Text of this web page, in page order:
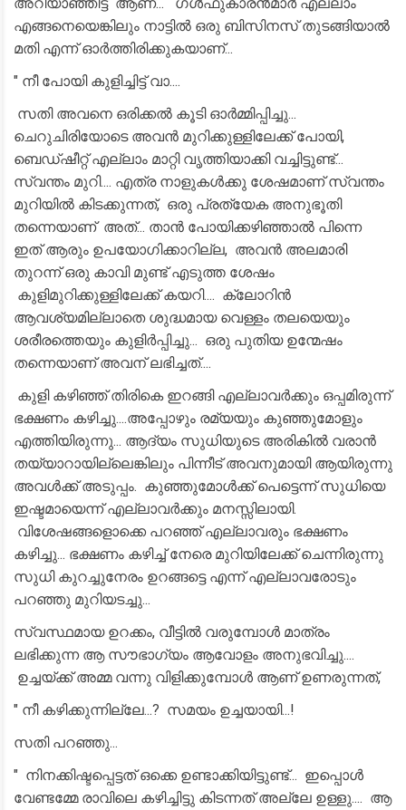
എങ്ങനെയെങ്കിലും നാട്ടിൽ ഒരു ബിസിനസ് തുടങ്ങിയാൽ
മതി എന്ന് ഓർത്തിരിക്കുകയാണ്...
" നീ പോയി കുളിച്ചിട്ട് വാ....
സതി അവനെ ഒരിക്കൽ കൂടി ഓർമ്മിപ്പിച്ചു...
ചെറുചിരിയോടെ അവൻ മുറിക്കുള്ളിലേക്ക് പോയി,
ബെഡ്ഷീറ്റ് എല്ലാം മാറ്റി വൃത്തിയാക്കി വച്ചിട്ടുണ്ട്...
സ്വന്തം മുറി.... എത്ര നാളുകൾക്കു ശേഷമാണ് സ്വന്തം
മുറിയിൽ കിടക്കുന്നത്, ഒരു പ്രത്യേക അനുഭൂതി
തന്നെയാണ് അത്... താൻ പോയിക്കഴിഞ്ഞാൽ പിന്നെ
ഇത് ആരും ഉപയോഗിക്കാറില്ല, അവൻ അലമാരി
തുറന്ന് ഒരു കാവി മുണ്ട് എടുത്ത ശേഷം
കുളിമുറിക്കുള്ളിലേക്ക് കയറി.... ക്ലോറിൻ
ആവശ്യമില്ലാതെ ശുദ്ധമായ വെള്ളം തലയെയും
ശരീരത്തെയും കുളിർപ്പിച്ചു... ഒരു പുതിയ ഉന്മേഷം
തന്നെയാണ് അവന് ലഭിച്ചത്....
കുളി കഴിഞ്ഞ് തിരികെ ഇറങ്ങി എല്ലാവർക്കും ഒപ്പമിരുന്ന്
ഭക്ഷണം കഴിച്ചു....അപ്പോഴും രമ്യയും കുഞ്ഞുമോളും
എത്തിയിരുന്നു... ആദ്യം സുധിയുടെ അരികിൽ വരാൻ
തയ്യാറായില്ലെങ്കിലും പിന്നീട് അവനുമായി ആയിരുന്നു
അവൾക്ക് അടുപ്പം. കുഞ്ഞുമോൾക്ക് പെട്ടെന്ന് സുധിയെ
ഇഷ്ടമായെന്ന് എല്ലാവർക്കും മനസ്സിലായി.
വിശേഷങ്ങളൊക്കെ പറഞ്ഞ് എല്ലാവരും ഭക്ഷണം
കഴിച്ചു... ഭക്ഷണം കഴിച്ച് നേരെ മുറിയിലേക്ക് ചെന്നിരുന്നു
സുധി കുറച്ചുനേരം ഉറങ്ങട്ടെ എന്ന് എല്ലാവരോടും
പറഞ്ഞു മുറിയടച്ചു...
സ്വസ്ഥമായ ഉറക്കം, വീട്ടിൽ വരുമ്പോൾ മാത്രം
ലഭിക്കുന്ന ആ സൗഭാഗ്യം ആവോളം അനുഭവിച്ചു....
ഉച്ചയ്ക്ക് അമ്മ വന്നു വിളിക്കുമ്പോൾ ആണ് ഉണരുന്നത്,
" നീ കഴിക്കുന്നില്ലേ...? സമയം ഉച്ചയായി...!
സതി പറഞ്ഞു...
" നിനക്കിഷ്ടപ്പെട്ടത് ഒക്കെ ഉണ്ടാക്കിയിട്ടുണ്ട്... ഇപ്പൊൾ
വേണ്ടമ്മേ രാവിലെ കഴിച്ചിട്ടു കിടന്നത് അല്ലേ ഉള്ളു.... ആ